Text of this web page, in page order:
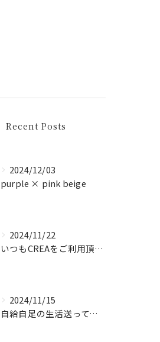
Recent Posts
2024/12/03
purple × pink beige
2024/11/22
いつもCREAをご利用頂き誠に有難う御座います！
2024/11/15
自給自足の生活送ってます